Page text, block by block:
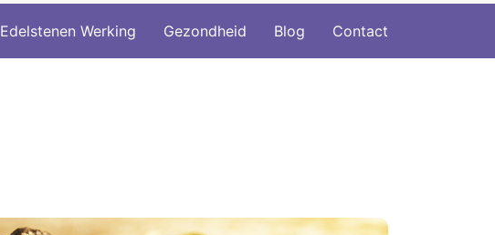
Edelstenen Werking Gezondheid Blog Contact